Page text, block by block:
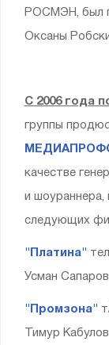
РОСМЭН, был
Оксаны
С 2006 года
группы
качестве
и шоураннера,
следующих
"Платина"
Усман Сапаров
"Промзона"
Тимур Кабулов